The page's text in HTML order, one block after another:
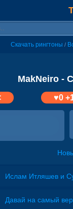
Скачать рингтоны /
MakNeiro -
♥0